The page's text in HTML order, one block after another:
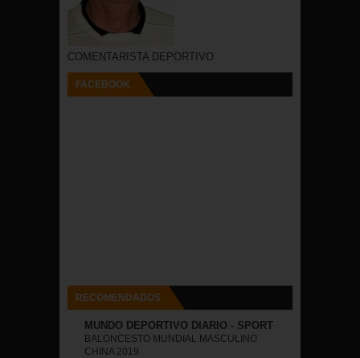
COMENTARISTA DEPORTIVO
FACEBOOK
RECOMENDADOS
MUNDO DEPORTIVO DIARIO - SPORT
BALONCESTO MUNDIAL MASCULINO
CHINA 2019